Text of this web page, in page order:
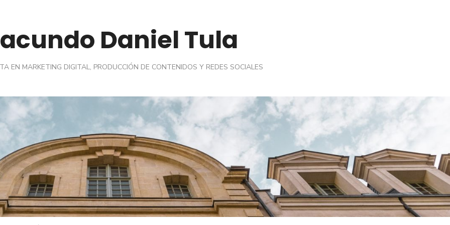
Daniel Tula
EN MARKETING DIGITAL, PRODUCCIÓN DE CONTENIDOS Y REDES SOCIALES